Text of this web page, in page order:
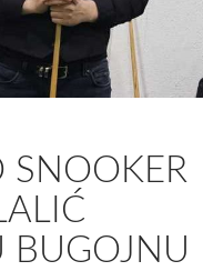
SNOOKER
BUGOJNU